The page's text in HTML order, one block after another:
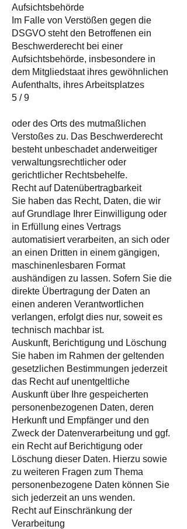
Aufsichtsbehörde
Im Falle von Verstößen gegen die
DSGVO steht den Betroffenen ein
Beschwerderecht bei einer
Aufsichtsbehörde, insbesondere in
dem Mitgliedstaat ihres gewöhnlichen
Aufenthalts, ihres Arbeitsplatzes
5 / 9
oder des Orts des mutmaßlichen
Verstoßes zu. Das Beschwerderecht
besteht unbeschadet anderweitiger
verwaltungsrechtlicher oder
gerichtlicher Rechtsbehelfe.
Recht auf Datenübertragbarkeit
Sie haben das Recht, Daten, die wir
auf Grundlage Ihrer Einwilligung oder
in Erfüllung eines Vertrags
automatisiert verarbeiten, an sich oder
an einen Dritten in einem gängigen,
maschinenlesbaren Format
aushändigen zu lassen. Sofern Sie die
direkte Übertragung der Daten an
einen anderen Verantwortlichen
verlangen, erfolgt dies nur, soweit es
technisch machbar ist.
Auskunft, Berichtigung und Löschung
Sie haben im Rahmen der geltenden
gesetzlichen Bestimmungen jederzeit
das Recht auf unentgeltliche
Auskunft über Ihre gespeicherten
personenbezogenen Daten, deren
Herkunft und Empfänger und den
Zweck der Datenverarbeitung und ggf.
ein Recht auf Berichtigung oder
Löschung dieser Daten. Hierzu sowie
zu weiteren Fragen zum Thema
personenbezogene Daten können Sie
sich jederzeit an uns wenden.
Recht auf Einschränkung der
Verarbeitung